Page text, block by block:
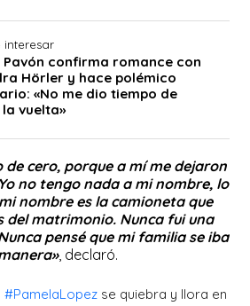
interesar
Pavón confirma romance con
Hörler y hace polémico
«No me dio tiempo de
vuelta»
de cero, porque a mí me dejaron
no tengo nada a mi nombre, lo
nombre es la camioneta que
del matrimonio. Nunca fui una
pensé que mi familia se iba
, declaró.
#PamelaLopez se quiebra y llora en